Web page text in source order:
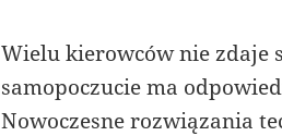
Wielu kierowców nie zdaje
samopoczucie ma
Nowoczesne rozwiązania